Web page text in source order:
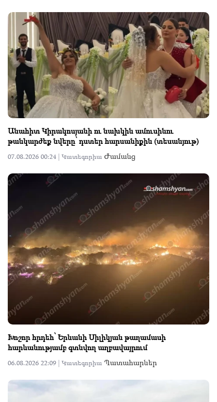
Անահիտ Կիրակոսյանի ու նախկին ամուսինու
թանկարժեք նվերը՝ դստեր հարսանիքին (տեսանյութ)
07.08.2026 00:24 | Կատեգորիա Ժամանց
Խոշոր հրդեհ՝ Երևանի Սիլիկյան թաղամասի
հարևանությամբ գտնվող աղբավայրում
06.08.2026 22:09 | Կատեգորիա Պատահարներ